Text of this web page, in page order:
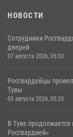
НОВОСТИ
Сотрудники
дверей
07 августа 2026, 05:03
Росгвардейцы
Тувы
05 августа 2026, 05:33
В Туве
Росгвардией»